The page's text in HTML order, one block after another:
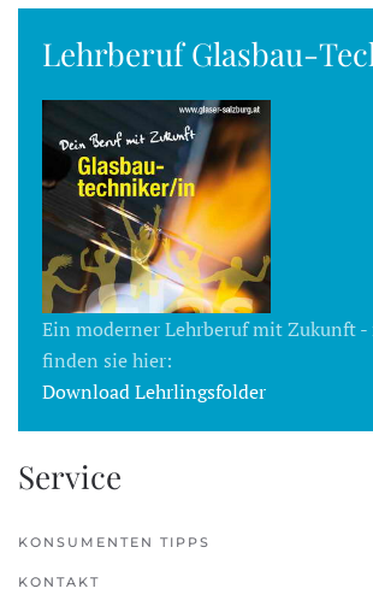
Lehrberuf Glasbau-
Ein moderner Lehrberuf mit Zukunft -
finden sie hier:
Download Lehrlingsfolder
Service
KONSUMENTEN TIPPS
KONTAKT